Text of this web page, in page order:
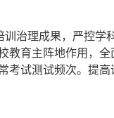
训治理成果，严控学
教育主阵地作用，全
考试测试频次。提